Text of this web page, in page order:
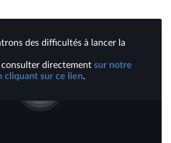
Lire
des difficultés à lancer la
consulter directement sur notre
cliquant sur ce lien.